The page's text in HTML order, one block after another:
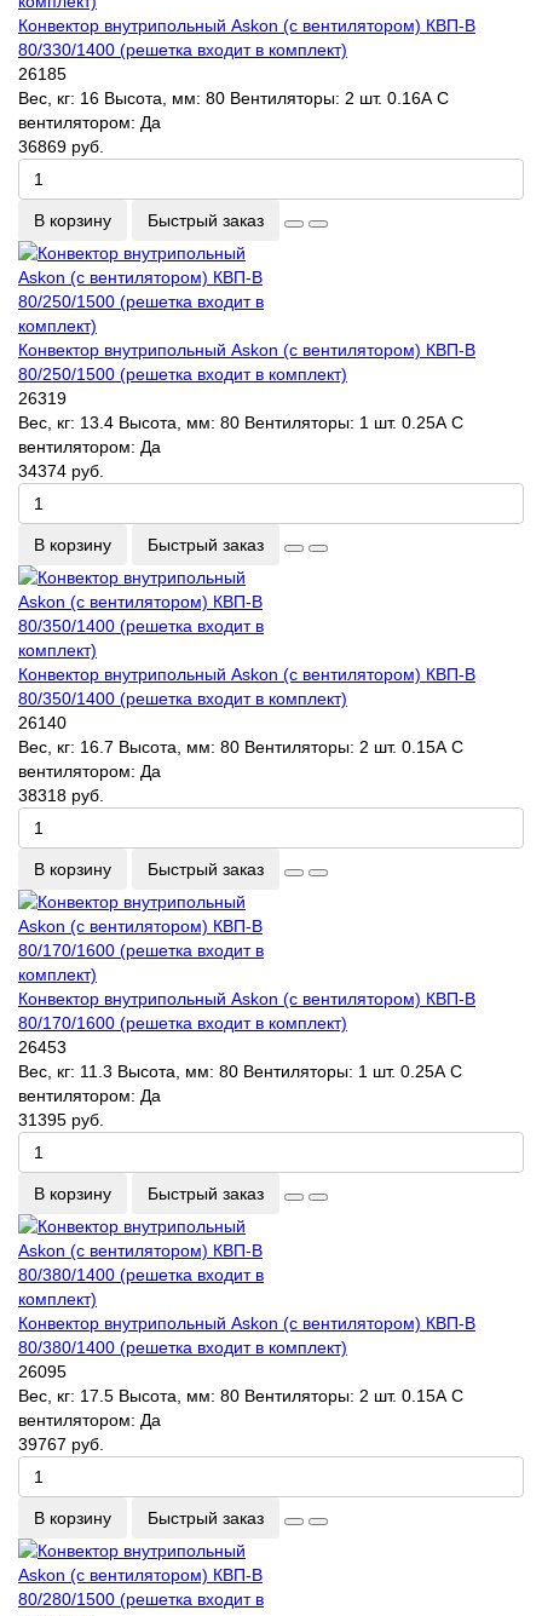
Конвектор внутрипольный Askon (с вентилятором) КВП-В
80/330/1400 (решетка входит в комплект)
26185
Вес, кг: 16 Высота, мм: 80 Вентиляторы: 2 шт. 0.16А С
вентилятором: Да
36869 руб.
В корзину Быстрый заказ
Конвектор внутрипольный Askon (с вентилятором) КВП-В
80/250/1500 (решетка входит в комплект)
26319
Вес, кг: 13.4 Высота, мм: 80 Вентиляторы: 1 шт. 0.25А С
вентилятором: Да
34374 руб.
В корзину Быстрый заказ
Конвектор внутрипольный Askon (с вентилятором) КВП-В
80/350/1400 (решетка входит в комплект)
26140
Вес, кг: 16.7 Высота, мм: 80 Вентиляторы: 2 шт. 0.15А С
вентилятором: Да
38318 руб.
В корзину Быстрый заказ
Конвектор внутрипольный Askon (с вентилятором) КВП-В
80/170/1600 (решетка входит в комплект)
26453
Вес, кг: 11.3 Высота, мм: 80 Вентиляторы: 1 шт. 0.25А С
вентилятором: Да
31395 руб.
В корзину Быстрый заказ
Конвектор внутрипольный Askon (с вентилятором) КВП-В
80/380/1400 (решетка входит в комплект)
26095
Вес, кг: 17.5 Высота, мм: 80 Вентиляторы: 2 шт. 0.15А С
вентилятором: Да
39767 руб.
В корзину Быстрый заказ